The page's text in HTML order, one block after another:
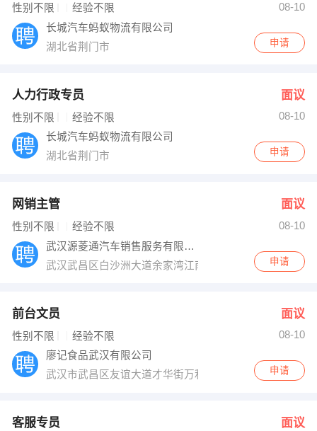
性别不限 经验不限
08-10
长城汽车蚂蚁物流有限公司
湖北省荆门市
申请
人力行政专员 面议
性别不限 经验不限
08-10
长城汽车蚂蚁物流有限公司
湖北省荆门市
申请
网销主管 面议
性别不限 经验不限
08-10
武汉源菱通汽车销售服务有限公司
武汉武昌区白沙洲大道余家湾江南汽车城北汽幻速
申请
前台文员 面议
性别不限 经验不限
08-10
廖记食品武汉有限公司
武汉市武昌区友谊大道才华街万利广场B1503室 申请
客服专员 面议